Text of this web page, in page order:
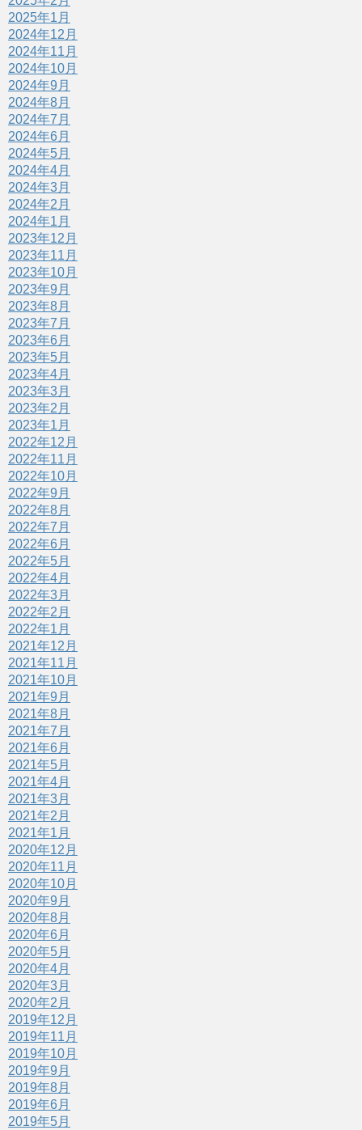
2025年1月
2024年12月
2024年11月
2024年10月
2024年9月
2024年8月
2024年7月
2024年6月
2024年5月
2024年4月
2024年3月
2024年2月
2024年1月
2023年12月
2023年11月
2023年10月
2023年9月
2023年8月
2023年7月
2023年6月
2023年5月
2023年4月
2023年3月
2023年2月
2023年1月
2022年12月
2022年11月
2022年10月
2022年9月
2022年8月
2022年7月
2022年6月
2022年5月
2022年4月
2022年3月
2022年2月
2022年1月
2021年12月
2021年11月
2021年10月
2021年9月
2021年8月
2021年7月
2021年6月
2021年5月
2021年4月
2021年3月
2021年2月
2021年1月
2020年12月
2020年11月
2020年10月
2020年9月
2020年8月
2020年6月
2020年5月
2020年4月
2020年3月
2020年2月
2019年12月
2019年11月
2019年10月
2019年9月
2019年8月
2019年6月
2019年5月